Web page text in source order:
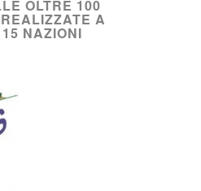
OLTRE 100
A
NAZIONI